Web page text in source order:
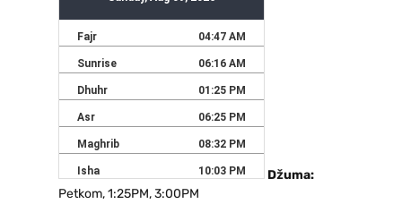
Džuma:
Petkom, 1:25PM, 3:00PM